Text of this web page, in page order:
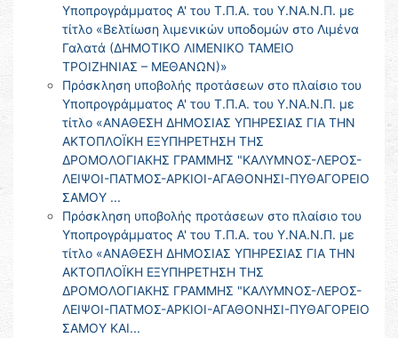
Υποπρογράμματος Α' του Τ.Π.Α. του Υ.ΝΑ.Ν.Π. με
τίτλο «Βελτίωση λιμενικών υποδομών στο Λιμένα
Γαλατά (ΔΗΜΟΤΙΚΟ ΛΙΜΕΝΙΚΟ ΤΑΜΕΙΟ
ΤΡΟΙΖΗΝΙΑΣ – ΜΕΘΑΝΩΝ)»
Πρόσκληση υποβολής προτάσεων στο πλαίσιο του
Υποπρογράμματος Α' του Τ.Π.Α. του Υ.ΝΑ.Ν.Π. με
τίτλο «ΑΝΑΘΕΣΗ ΔΗΜΟΣΙΑΣ ΥΠΗΡΕΣΙΑΣ ΓΙΑ ΤΗΝ
ΑΚΤΟΠΛΟΪΚΗ ΕΞΥΠΗΡΕΤΗΣΗ ΤΗΣ
ΔΡΟΜΟΛΟΓΙΑΚΗΣ ΓΡΑΜΜΗΣ "ΚΑΛΥΜΝΟΣ-ΛΕΡΟΣ-
ΛΕΙΨΟΙ-ΠΑΤΜΟΣ-ΑΡΚΙΟΙ-ΑΓΑΘΟΝΗΣΙ-ΠΥΘΑΓΟΡΕΙΟ
ΣΑΜΟΥ ...
Πρόσκληση υποβολής προτάσεων στο πλαίσιο του
Υποπρογράμματος Α' του Τ.Π.Α. του Υ.ΝΑ.Ν.Π. με
τίτλο «ΑΝΑΘΕΣΗ ΔΗΜΟΣΙΑΣ ΥΠΗΡΕΣΙΑΣ ΓΙΑ ΤΗΝ
ΑΚΤΟΠΛΟΪΚΗ ΕΞΥΠΗΡΕΤΗΣΗ ΤΗΣ
ΔΡΟΜΟΛΟΓΙΑΚΗΣ ΓΡΑΜΜΗΣ "ΚΑΛΥΜΝΟΣ-ΛΕΡΟΣ-
ΛΕΙΨΟΙ-ΠΑΤΜΟΣ-ΑΡΚΙΟΙ-ΑΓΑΘΟΝΗΣΙ-ΠΥΘΑΓΟΡΕΙΟ
ΣΑΜΟΥ ΚΑΙ...